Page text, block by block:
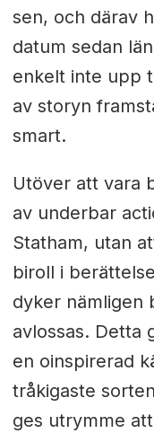
sen, och därav
datum sedan
enkelt inte upp
av storyn
smart.
Utöver att vara
av underbar
Statham, utan
biroll i
dyker nämligen
avlossas. Detta
en oinspirerad
tråkigaste
ges utrymme